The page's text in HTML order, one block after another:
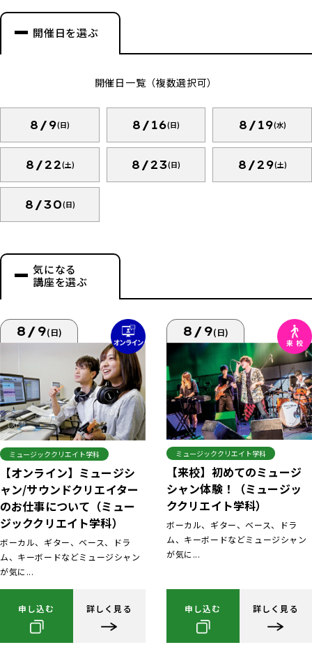
開催日を選ぶ
開催日一覧（複数選択可）
8/9(日) 8/16(日) 8/19(水)
8/22(土) 8/23(日) 8/29(土)
8/30(日)
気になる
講座を選ぶ
8/9(日)
ミュージッククリエイト学科
【オンライン】ミュージシ
ャン/サウンドクリエイター
のお仕事について（ミュー
ジッククリエイト学科）
ボーカル、ギター、ベース、ドラ
ム、キーボードなどミュージシャン
が気に...
申し込む 詳しく見る
8/9(日)
ミュージッククリエイト学科
【来校】初めてのミュージ
シャン体験！（ミュージッ
ククリエイト学科）
ボーカル、ギター、ベース、ドラ
ム、キーボードなどミュージシャン
が気に...
申し込む 詳しく見る